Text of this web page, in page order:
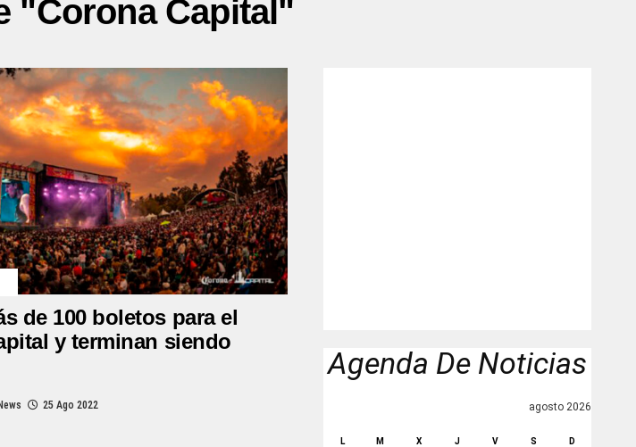
"Corona Capital"
de 100 boletos para el
y terminan siendo
25 Ago 2022
Agenda De Noticias
agosto 2026
L M X J V S D